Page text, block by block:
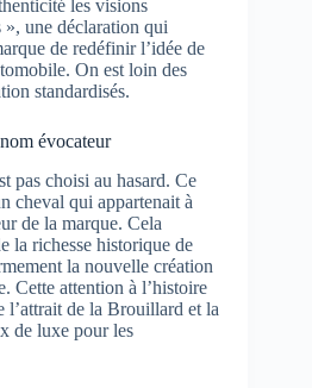
les visions
», une déclaration qui
de redéfinir l’idée de
On est loin des
standardisés.
évocateur
pas choisi au hasard. Ce
cheval qui appartenait à
de la marque. Cela
la richesse historique de
la nouvelle création
Cette attention à l’histoire
l’attrait de la Brouillard et la
de luxe pour les